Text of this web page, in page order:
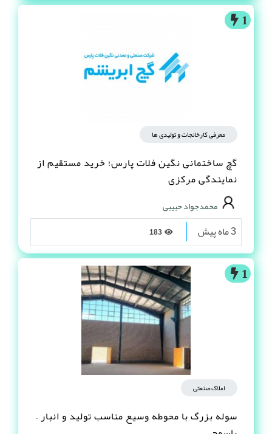
1
معرفی کارخانجات و تولیدی ها
گچ ساختمانی نگین فلات پارس؛ خرید مستقیم از
نمایندگی مرکزی
محمدجواد حبیبی
3 ماه پیش
1
املاک صنعتی
سوله بزرگ با محوطه وسیع مناسب تولید و انبار –